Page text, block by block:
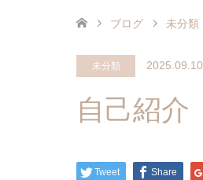
ブログ 未分類
未分類 2025.09.10
自己紹介
Tweet Share